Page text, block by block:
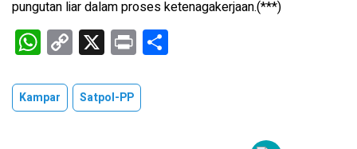
pungutan liar dalam proses ketenagakerjaan.(***)
W
h
at
s
C
o
py
Li
X Pr
in
t
Kampar Satpol-PP